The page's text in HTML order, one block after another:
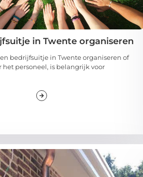
in Twente organiseren
bedrijfsuitje in Twente organiseren of
het personeel, is belangrijk voor